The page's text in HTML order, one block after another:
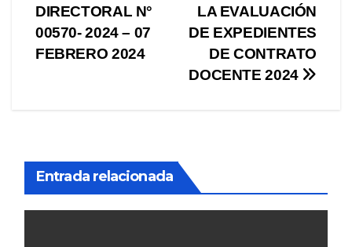
LA EVALUACIÓN
DE EXPEDIENTES
DE CONTRATO
DOCENTE 2024
DIRECTORAL N°
00570- 2024 – 07
FEBRERO 2024
Entrada relacionada